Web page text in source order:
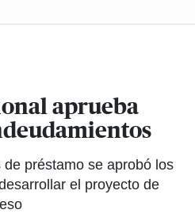
aprueba
préstamo se aprobó los
el proyecto de